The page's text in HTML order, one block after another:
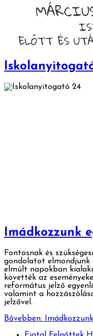
Imádkozzunk
Fontosnak és
gondolatot elmondjunk
elmúlt napokban
követték az
református jelző
valamint a
jelzővel.
Bővebben: